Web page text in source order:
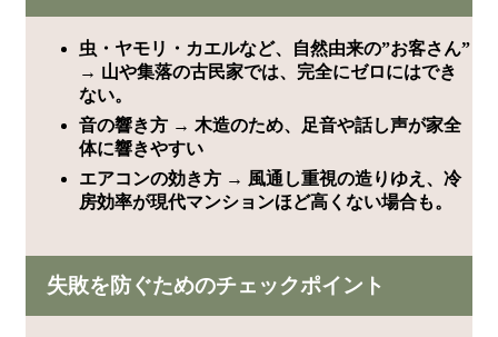
虫・ヤモリ・カエルなど、自然由来の”お客さん”
→ 山や集落の古民家では、完全にゼロにはでき
ない。
音の響き方 → 木造のため、足音や話し声が家全
体に響きやすい
エアコンの効き方 → 風通し重視の造りゆえ、冷
房効率が現代マンションほど高くない場合も。
失敗を防ぐためのチェックポイント